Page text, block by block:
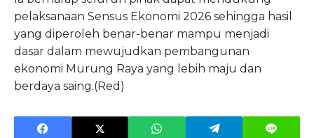
pelaksanaan Sensus Ekonomi 2026 sehingga hasil
yang diperoleh benar-benar mampu menjadi
dasar dalam mewujudkan pembangunan
ekonomi Murung Raya yang lebih maju dan
berdaya saing.(Red)